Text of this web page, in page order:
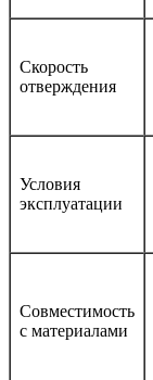
Скорость
отверждения
Условия
эксплуатации
Совместимость
с материалами